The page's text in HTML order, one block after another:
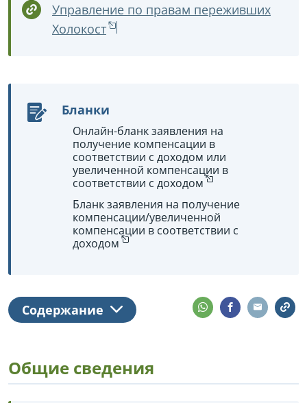
Управление по правам переживших
Холокост
Бланки
Онлайн-бланк заявления на
получение компенсации в
соответствии с доходом или
увеличенной компенсации в
соответствии с доходом
Бланк заявления на получение
компенсации/увеличенной
компенсации в соответствии с
доходом
Содержание
Общие сведения